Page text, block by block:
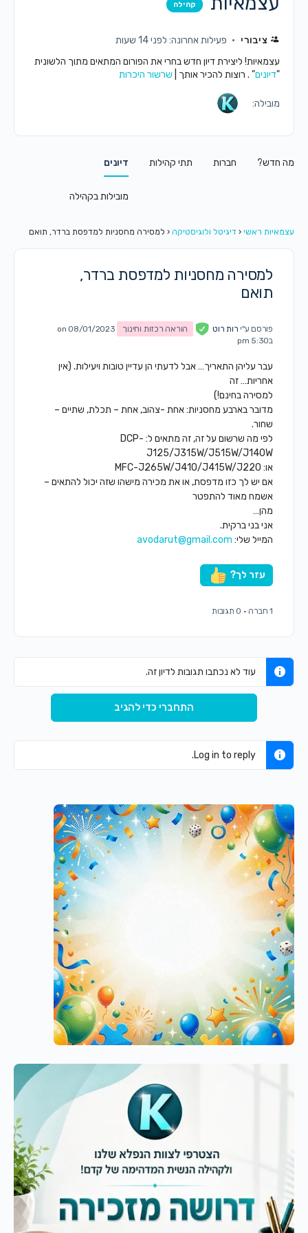
קהילה
ציבורי
פעילות אחרונה: לפני 14 שעות
עצמאיות! ליצירת דיון חדש בחרי את הפורום המתאים מתוך הלשונית
דיונים" . רוצות להכיר אותך | שרשור היכרות
מובילה:
מה חדש? חברות תתי קהילות דיונים
מובילות בקהילה
עצמאיות ראשי ‹ דיגיטל ולוגיסטיקה ‹ למסירה מחסניות למדפסת ברדר, תואם
למסירה מחסניות למדפסת ברדר,
תואם
פורסם ע"ירות רוט הוראה רכזות וחינוך
on 08/01/2023
ב5:30 pm
עבר עליהן התאריך… אבל לדעתי הן עדיין טובות ויעילות. (אין
אחריות… זה
למסירה בחינם!)
מדובר בארבע מחסניות: אחת -צהוב, אחת – תכלת, שתיים –
שחור.
לפי מה שרשום על זה, זה מתאים ל: DCP-
J125/J315W/J515W/J140W
או: MFC-J265W/J410/J415W/J220
אם יש לך כזו מדפסת, או את מכירה מישהו שזה יכול להתאים –
אשמח מאוד להתפטר
מהן…
אני בני ברקית.
המייל שלי:avodarut@gmail.com
עזר לך?
· 0 תגובות
עוד לא נכתבו תגובות לדיון זה.
התחברי כדי להגיב
Log in to reply.